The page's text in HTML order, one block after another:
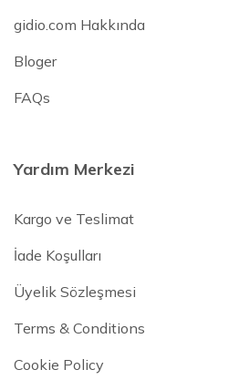
gidio.com Hakkında
Bloger
FAQs
Yardım Merkezi
Kargo ve Teslimat
İade Koşulları
Üyelik Sözleşmesi
Terms & Conditions
Cookie Policy